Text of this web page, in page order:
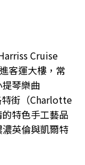
Cruise
客運大樓，常
琴樂曲
特街（Charlotte
特色手工藝品
英倫與凱爾特